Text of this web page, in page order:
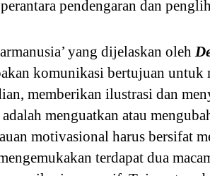
pendengaran dan
yang dijelaskan oleh
komunikasi bertujuan untuk
memberikan ilustrasi dan
menguatkan atau
motivasional harus bersifat
terdapat dua